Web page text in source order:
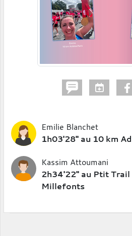
Emilie Blanchet
1h03'28'' au 10 km
Kassim Attoumani
2h34'22'' au Ptit Trail
Millefonts